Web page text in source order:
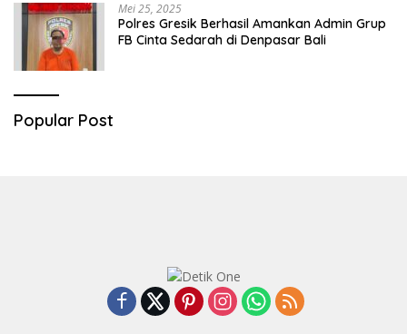
Mei 25, 2025
Polres Gresik Berhasil Amankan Admin Grup
FB Cinta Sedarah di Denpasar Bali
Popular Post